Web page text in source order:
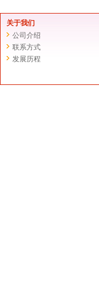
关于我们
公司介绍
联系方式
发展历程